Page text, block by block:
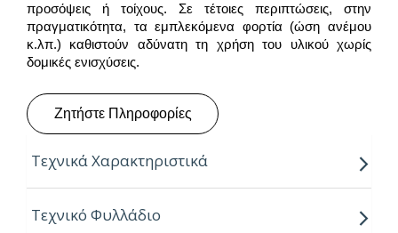
προσόψεις ή τοίχους. Σε τέτοιες περιπτώσεις, στην
πραγματικότητα, τα εμπλεκόμενα φορτία (ώση ανέμου
κ.λπ.) καθιστούν αδύνατη τη χρήση του υλικού χωρίς
δομικές ενισχύσεις.
Ζητήστε Πληροφορίες
Τεχνικά Χαρακτηριστικά
LITHOCELL® Ceramic – CE3
Τεχνικό Φυλλάδιο